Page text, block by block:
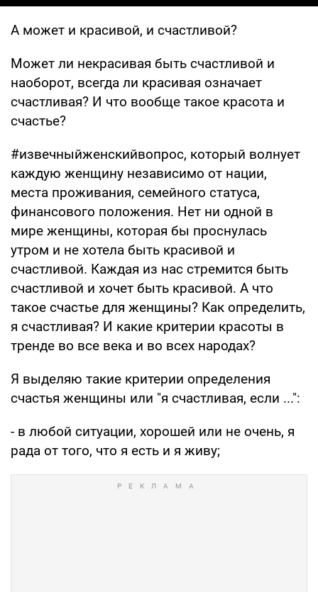
А может и красивой, и счастливой?
Может ли некрасивая быть счастливой и
наоборот, всегда ли красивая означает
счастливая? И что вообще такое красота и
счастье?
#извечныйженскийвопрос, который волнует
каждую женщину независимо от нации,
места проживания, семейного статуса,
финансового положения. Нет ни одной в
мире женщины, которая бы проснулась
утром и не хотела быть красивой и
счастливой. Каждая из нас стремится быть
счастливой и хочет быть красивой. А что
такое счастье для женщины? Как определить,
я счастливая? И какие критерии красоты в
тренде во все века и во всех народах?
Я выделяю такие критерии определения
счастья женщины или "я счастливая, если ...":
- в любой ситуации, хорошей или не очень, я
рада от того, что я есть и я живу;